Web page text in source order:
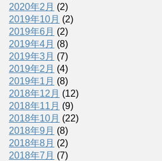
2020年2月 (2)
2019年10月 (2)
2019年6月 (2)
2019年4月 (8)
2019年3月 (7)
2019年2月 (4)
2019年1月 (8)
2018年12月 (12)
2018年11月 (9)
2018年10月 (22)
2018年9月 (8)
2018年8月 (2)
2018年7月 (7)